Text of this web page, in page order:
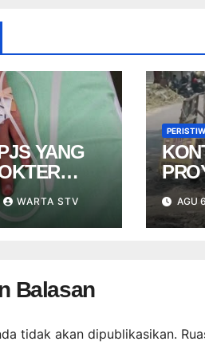
YANG
PASIEN
WARTA STV AGU
Balasan
tidak akan dipublikasikan.